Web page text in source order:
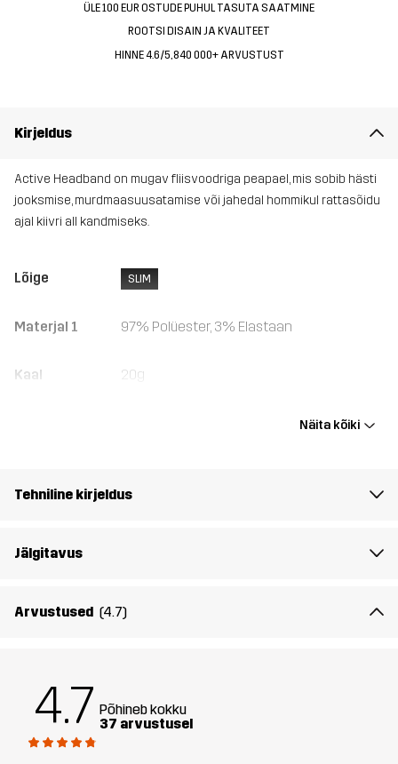
ÜLE 100 EUR OSTUDE PUHUL TASUTA SAATMINE
ROOTSI DISAIN JA KVALITEET
HINNE 4.6/5, 840 000+ ARVUSTUST
Kirjeldus
Active Headband on mugav fliisvoodriga peapael, mis sobib hästi
jooksmise, murdmaasuusatamise või jahedal hommikul rattasõidu
ajal kiivri all kandmiseks.
Lõige SLIM
Materjal 1 97% Polüester, 3% Elastaan
Kaal 20g
JOOKSMISEKS JA TREENIMISEKS
Artikli number 10719_2675
Näita kõiki
Tehniline kirjeldus
Jälgitavus
Arvustused (4.7)
4.7 Põhineb kokku
37 arvustusel